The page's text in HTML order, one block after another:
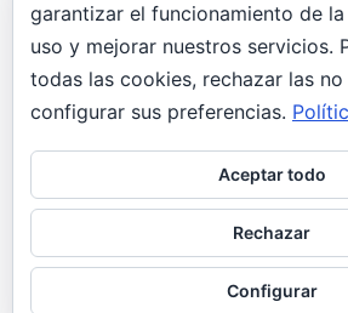
14 enero, 2020
¡Un minero en el estudio!
BirdMiner
Profesionales de la
las nuevas víctimas de un
llamado LoudMiner; oculto en
para Mac OS X y
garantizar el funcionamiento de
uso y mejorar nuestros servicios.
todas las cookies, rechazar las no
configurar sus preferencias.
Aceptar todo
Rechazar
Configurar